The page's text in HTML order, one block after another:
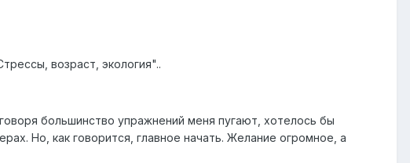
возраст, экология"..
большинство упражнений меня пугают, хотелось бы
Но, как говорится, главное начать. Желание огромное, а